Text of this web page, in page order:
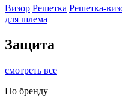
Визор Решетка Решетка-
для шлема
Защита
смотреть все
По бренду